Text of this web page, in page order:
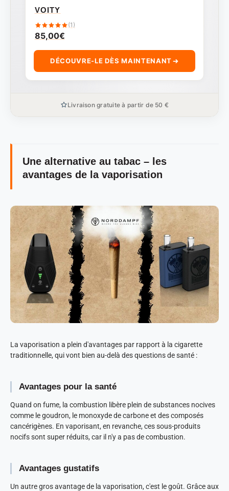
VOITY
(1)
85,00€
DÉCOUVRE-LE DÈS MAINTENANT
Livraison gratuite à partir de 50 €
Une alternative au tabac – les
avantages de la vaporisation
La vaporisation a plein d'avantages par rapport à la cigarette
traditionnelle, qui vont bien au-delà des questions de santé :
Avantages pour la santé
Quand on fume, la combustion libère plein de substances nocives
comme le goudron, le monoxyde de carbone et des composés
cancérigènes. En vaporisant, en revanche, ces sous-produits
nocifs sont super réduits, car il n'y a pas de combustion.
Avantages gustatifs
Un autre gros avantage de la vaporisation, c'est le goût. Grâce aux